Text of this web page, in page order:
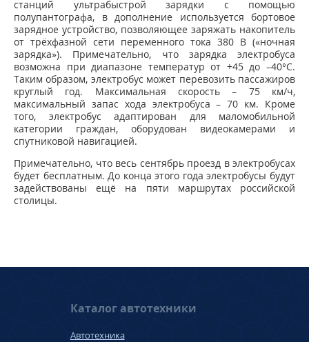
станций ультрабыстрой зарядки с помощью
полупантографа, в дополнение используется бортовое
зарядное устройство, позволяющее заряжать накопитель
от трёхфазной сети переменного тока 380 В («ночная
зарядка»). Примечательно, что зарядка электробуса
возможна при диапазоне температур от +45 до –40°С.
Таким образом, электробус может перевозить пассажиров
круглый год. Максимальная скорость – 75 км/ч,
максимальный запас хода электробуса – 70 км. Кроме
того, электробус адаптирован для маломобильной
категории граждан, оборудован видеокамерами и
спутниковой навигацией.
Примечательно, что весь сентябрь проезд в электробусах
будет бесплатным. До конца этого года электробусы будут
задействованы ещё на пяти маршрутах российской
столицы.
Каталог автотехники
Автотехника